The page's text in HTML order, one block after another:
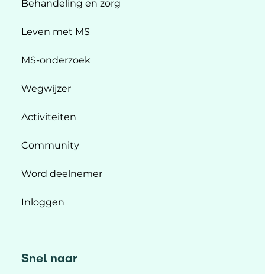
Behandeling en zorg
Leven met MS
MS-onderzoek
Wegwijzer
Activiteiten
Community
Word deelnemer
Inloggen
Snel naar